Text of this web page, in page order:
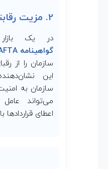
2. مزیت رقابتی
در یک
گواهینامه AFTA
سازمان را از
این
سازمان به
می‌تواند عامل
اعطای قراردادها